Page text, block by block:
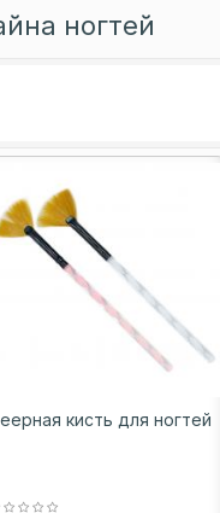
ногтей
кисть для ногтей